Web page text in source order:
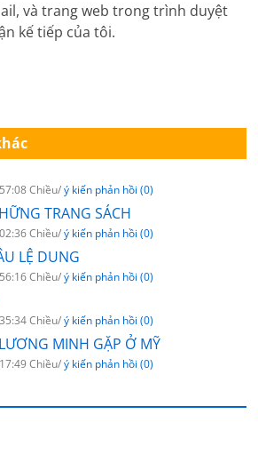
và trang web trong trình duyệt
kế tiếp của tôi.
Chiều/ý kiến phản hồi (0)
TRANG SÁCH
Chiều/ý kiến phản hồi (0)
LỆ DUNG
Chiều/ý kiến phản hồi (0)
Chiều/ý kiến phản hồi (0)
MINH GẶP Ở MỸ
Chiều/ý kiến phản hồi (0)